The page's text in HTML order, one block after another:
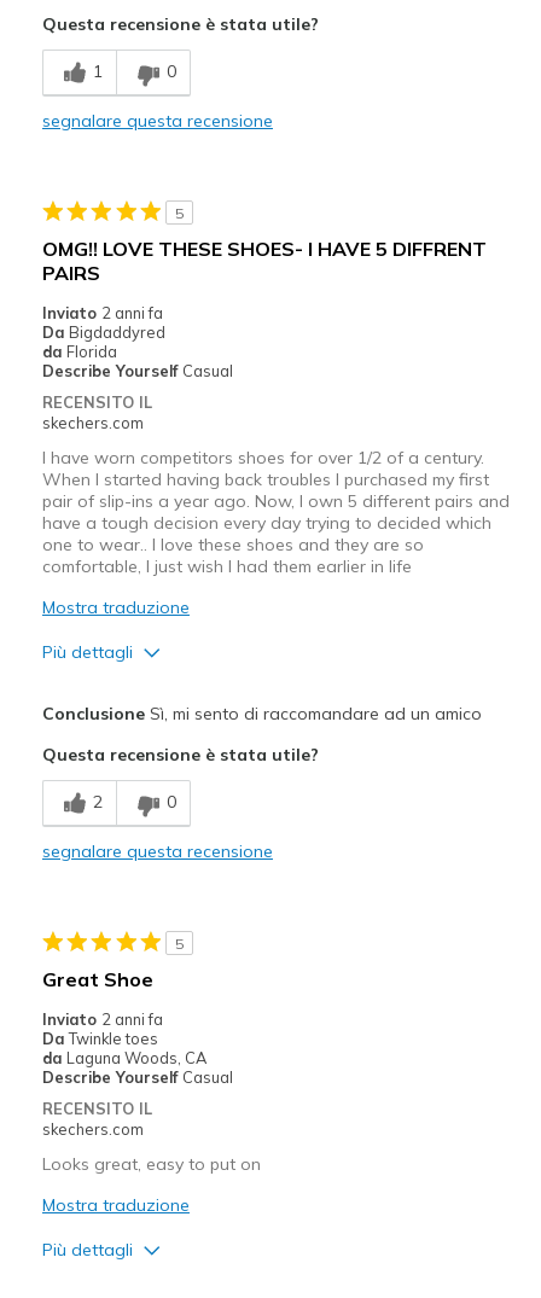
Breathe Well
Comfortable
Sizing
Questa recensione è stata utile?
1 0
segnalare questa recensione
5
OMG!! LOVE THESE SHOES- I HAVE 5 DIFFRENT
PAIRS
Inviato 2 anni fa
Da Bigdaddyred
da Florida
Describe Yourself Casual
RECENSITO IL
skechers.com
I have worn competitors shoes for over 1/2 of a century.
When I started having back troubles I purchased my first
pair of slip-ins a year ago. Now, I own 5 different pairs and
have a tough decision every day trying to decided which
one to wear.. I love these shoes and they are so
comfortable, I just wish I had them earlier in life
Mostra traduzione
Più dettagli
Comfortable
Durable
Going Out
Feels true to size
View On Shoes
ConclusioneSì, mi sento di raccomandare ad un amico
Questa recensione è stata utile?
2 0
segnalare questa recensione
5
Great Shoe
Inviato 2 anni fa
Da Twinkle toes
da Laguna Woods, CA
Describe Yourself Casual
RECENSITO IL
skechers.com
Looks great, easy to put on
Mostra traduzione
Più dettagli